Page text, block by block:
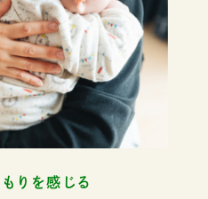
りを感じる